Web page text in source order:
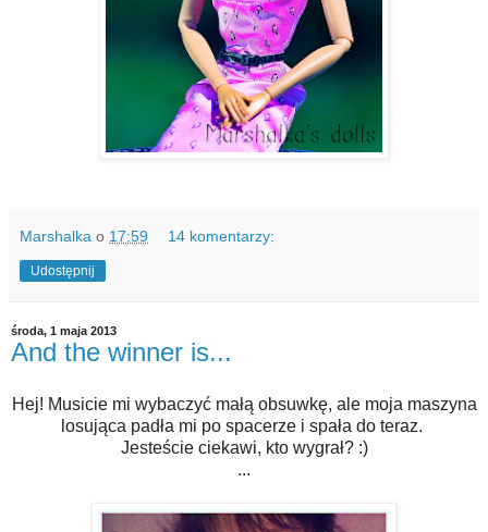
Marshalka o 17:59 14 komentarzy:
Udostępnij
środa, 1 maja 2013
And the winner is...
Hej! Musicie mi wybaczyć małą obsuwkę, ale moja maszyna
losująca padła mi po spacerze i spała do teraz.
Jesteście ciekawi, kto wygrał? :)
...